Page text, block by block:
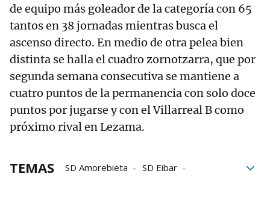
de equipo más goleador de la categoría con 65
tantos en 38 jornadas mientras busca el
ascenso directo. En medio de otra pelea bien
distinta se halla el cuadro zornotzarra, que por
segunda semana consecutiva se mantiene a
cuatro puntos de la permanencia con solo doce
puntos por jugarse y con el Villarreal B como
próximo rival en Lezama.
TEMAS SD Amorebieta
SD Eibar